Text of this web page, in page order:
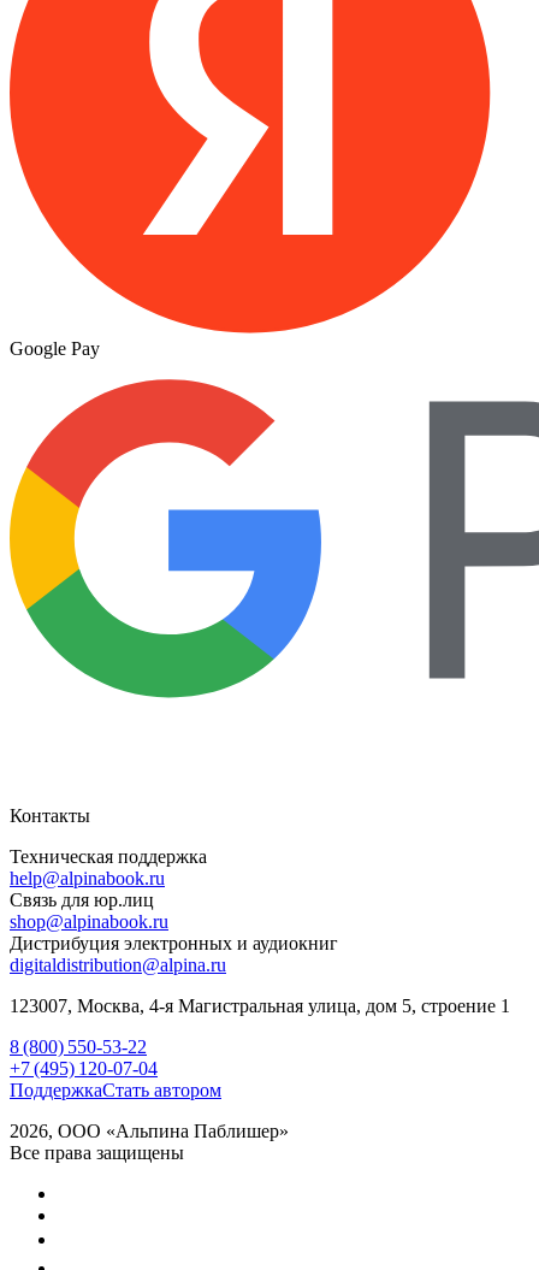
Google Pay
Контакты
Техническая поддержка
help@alpinabook.ru
Связь для юр.лиц
shop@alpinabook.ru
Дистрибуция электронных и аудиокниг
digitaldistribution@alpina.ru
123007, Москва, 4-я Магистральная улица, дом 5, строение 1
8 (800) 550-53-22
+7 (495) 120-07-04
ПоддержкаСтать автором
2026, ООО «Альпина Паблишер»
Все права защищены